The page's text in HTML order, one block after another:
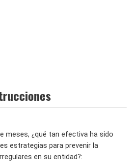
meses, ¿qué tan efectiva ha sido
estrategias para prevenir la
en su entidad?: